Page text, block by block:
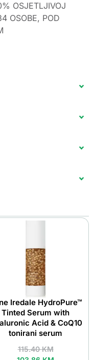
OSJETLJIVOJ
OSOBE, POD
Iredale HydroPure™
Tinted Serum with
Acid & CoQ10
tonirani serum
115.40KM